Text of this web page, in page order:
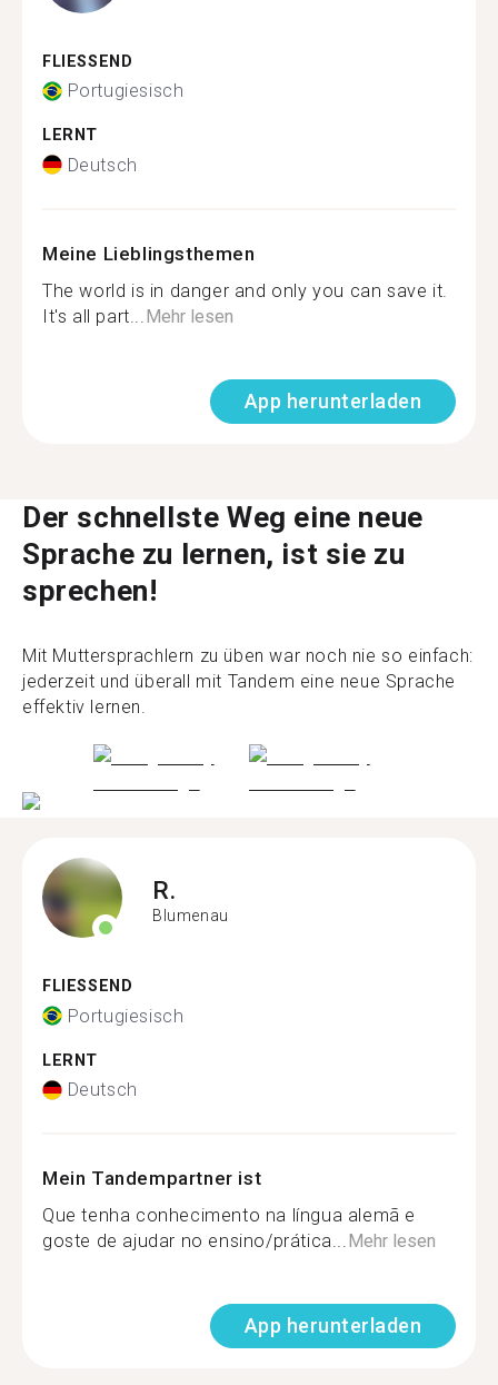
FLIESSEND
Portugiesisch
LERNT
Deutsch
Meine Lieblingsthemen
The world is in danger and only you can save it.
It's all part... Mehr lesen
App herunterladen
Der schnellste Weg eine neue
Sprache zu lernen, ist sie zu
sprechen!
Mit Muttersprachlern zu üben war noch nie so einfach:
jederzeit und überall mit Tandem eine neue Sprache
effektiv lernen.
R.
Blumenau
FLIESSEND
Portugiesisch
LERNT
Deutsch
Mein Tandempartner ist
Que tenha conhecimento na língua alemã e
goste de ajudar no ensino/prática...Mehr lesen
App herunterladen